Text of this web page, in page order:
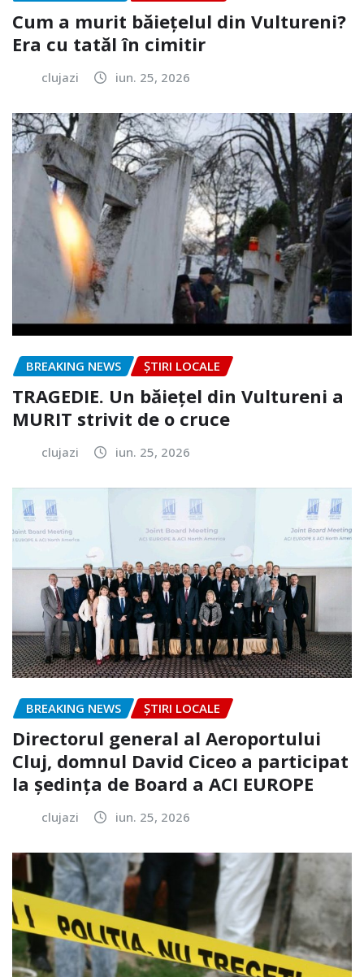
Cum a murit băiețelul din Vultureni?
Era cu tatăl în cimitir
clujazi iun. 25, 2026
BREAKING NEWS ȘTIRI LOCALE
TRAGEDIE. Un băiețel din Vultureni a
MURIT strivit de o cruce
clujazi iun. 25, 2026
BREAKING NEWS ȘTIRI LOCALE
Directorul general al Aeroportului
Cluj, domnul David Ciceo a participat
la ședința de Board a ACI EUROPE
clujazi iun. 25, 2026